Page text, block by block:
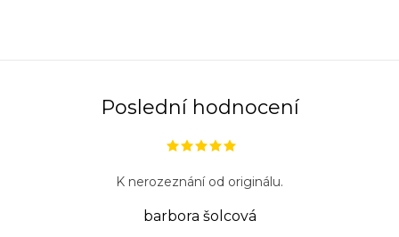
Poslední hodnocení
K nerozeznání od originálu.
barbora šolcová